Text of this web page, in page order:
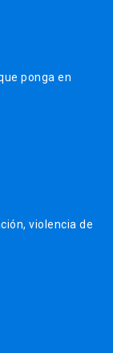
ponga en
violencia de